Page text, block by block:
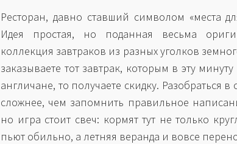
Ресторан, давно ставший символом «места
Идея простая, но поданная весьма
коллекция завтраков из разных уголков
заказываете тот завтрак, которым в эту
англичане, то получаете скидку. Разобраться
сложнее, чем запомнить правильное
но игра стоит свеч: кормят тут не только
пьют обильно, а летняя веранда и вовсе